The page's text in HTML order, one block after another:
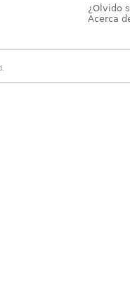
¿Olvido
Acerca